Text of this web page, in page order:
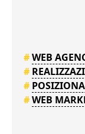
#WEB
#
#
#WEB